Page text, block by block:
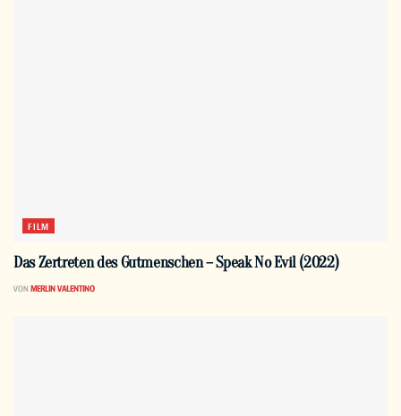
FILM
Das Zertreten des Gutmenschen – Speak No Evil (2022)
VON MERLIN VALENTINO